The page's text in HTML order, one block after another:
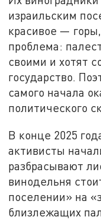
израильским
красивое —
проблема:
своими и хотят
государство.
самого начала
политического
В конце 2025
активисты
разбрасывают
винодельня
поселении» на
близлежащих